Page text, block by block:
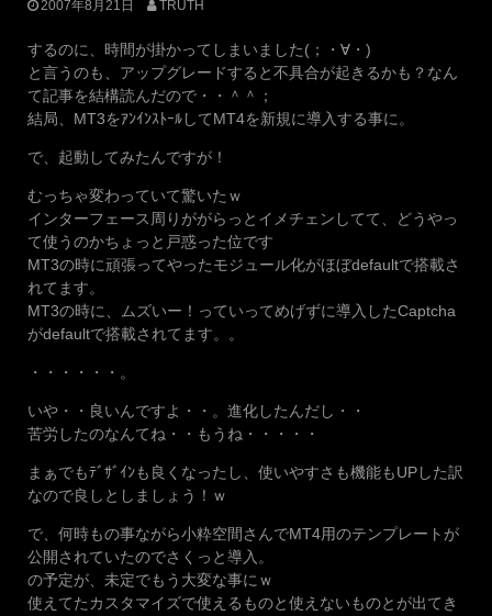
2007年8月21日 TRUTH
するのに、時間が掛かってしまいました(；・∀・)
と言うのも、アップグレードすると不具合が起きるかも？なん
て記事を結構読んだので・・＾＾；
結局、MT3をｱﾝｲﾝｽﾄｰﾙしてMT4を新規に導入する事に。
で、起動してみたんですが！
むっちゃ変わっていて驚いたｗ
インターフェース周りががらっとイメチェンしてて、どうやっ
て使うのかちょっと戸惑った位です
MT3の時に頑張ってやったモジュール化がほぼdefaultで搭載さ
れてます。
MT3の時に、ムズいー！っていってめげずに導入したCaptcha
がdefaultで搭載されてます。。
・・・・・・。
いや・・良いんですよ・・。進化したんだし・・
苦労したのなんてね・・もうね・・・・・
まぁでもﾃﾞｻﾞｲﾝも良くなったし、使いやすさも機能もUPした訳
なので良しとしましょう！ｗ
で、何時もの事ながら小粋空間さんでMT4用のテンプレートが
公開されていたのでさくっと導入。
の予定が、未定でもう大変な事にｗ
使えてたカスタマイズで使えるものと使えないものとが出てき